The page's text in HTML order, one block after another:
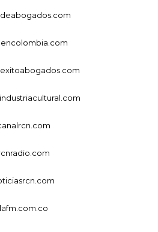
lafm.com.co